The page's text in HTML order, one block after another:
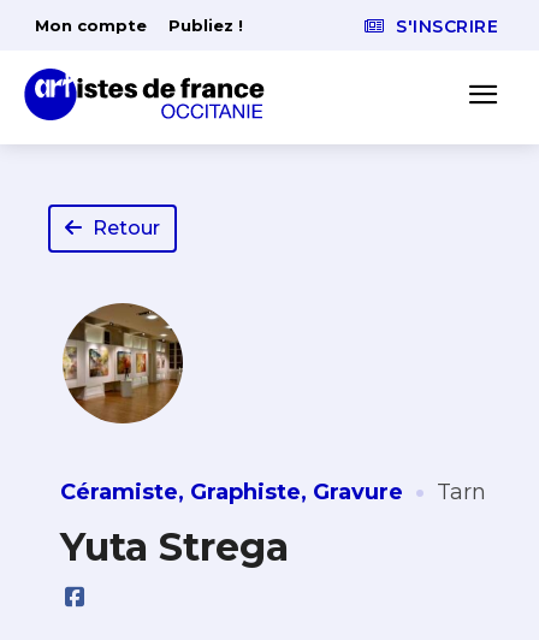
Mon compte Publiez ! S'INSCRIRE
Retour
Céramiste, Graphiste, Gravure · Tarn
Yuta Strega